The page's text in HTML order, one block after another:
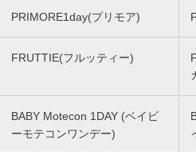
PRIMORE1day(プリモア)
FRUTTIE(フルッティー)
BABY Motecon 1DAY (ベイビ
ーモテコンワンデー)